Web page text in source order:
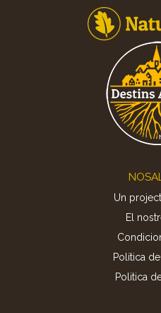
Un
El
Política
Politica